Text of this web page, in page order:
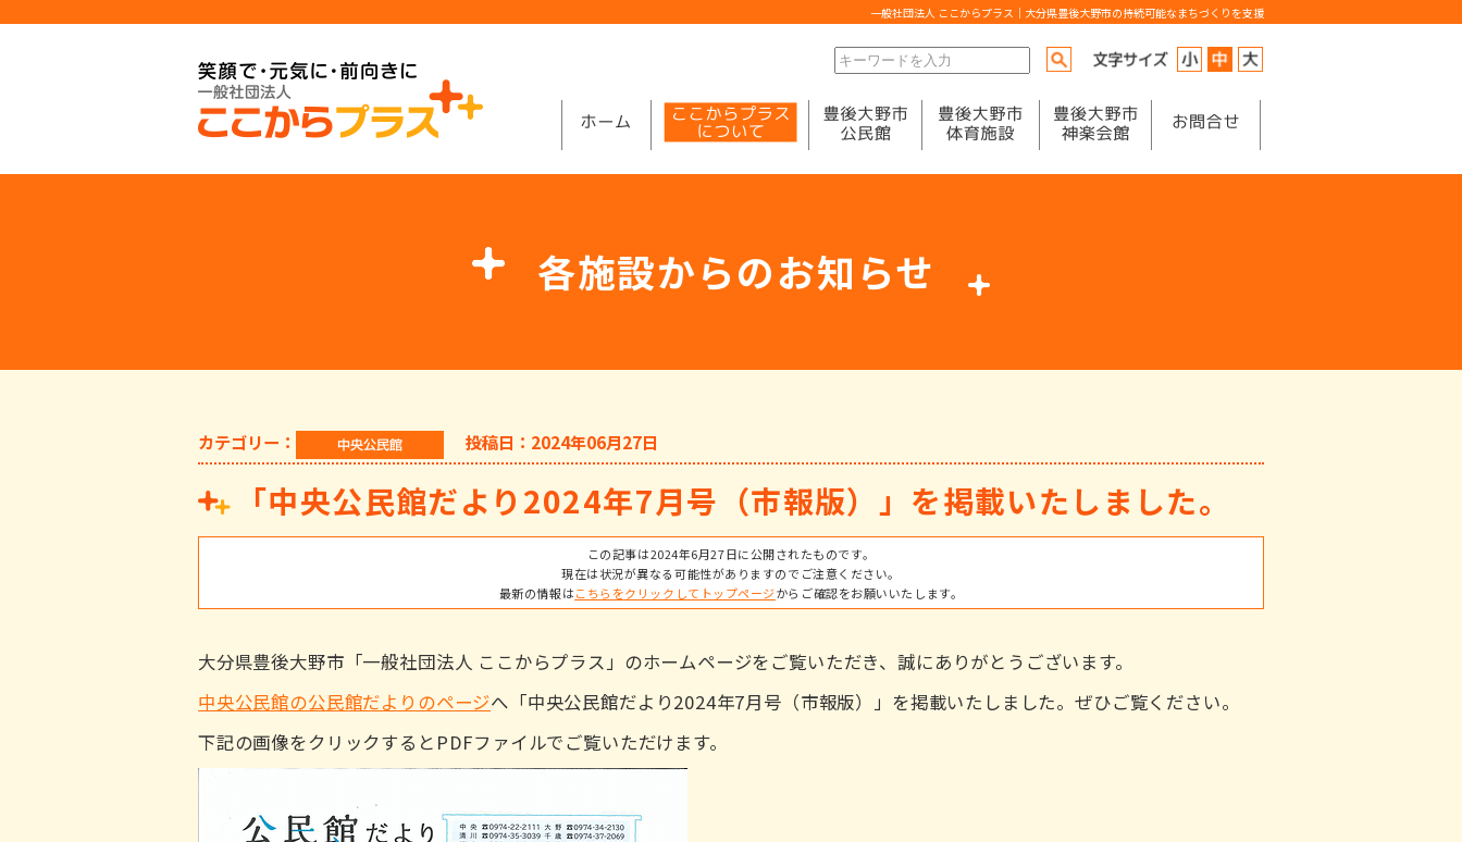
一般社団法人 ここからプラス｜大分県豊後大野市の持続可能なまちづくりを支援
各施設からのお知らせ
カテゴリー： 投稿日：2024年06月27日
「中央公民館だより2024年7月号（市報版）」を掲載いたしました。
この記事は2024年6月27日に公開されたものです。
現在は状況が異なる可能性がありますのでご注意ください。
最新の情報はこちらをクリックしてトップページからご確認をお願いいたします。
大分県豊後大野市「一般社団法人 ここからプラス」のホームページをご覧いただき、誠にありがとうございます。
中央公民館の公民館だよりのページへ「中央公民館だより2024年7月号（市報版）」を掲載いたしました。ぜひご覧ください。
下記の画像をクリックするとPDFファイルでご覧いただけます。